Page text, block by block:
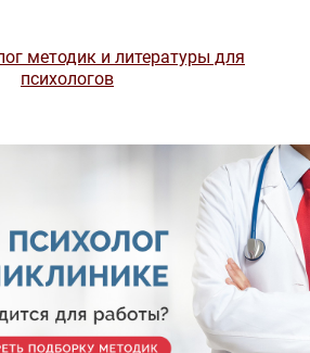
методик и литературы для
психологов